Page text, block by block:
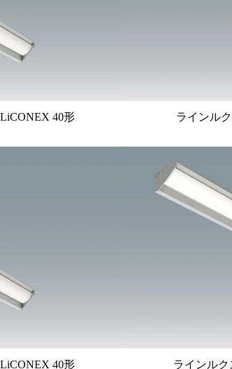
40形
40形
ラインル
ラインル